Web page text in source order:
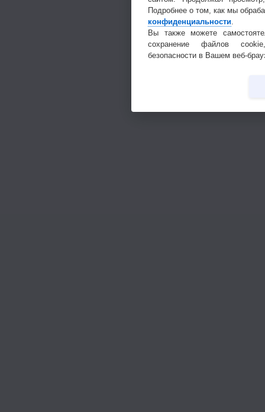
Подробнее о том, как мы
конфиденциальности
Вы также можете
сохранение файлов
безопасности в Вашем веб-